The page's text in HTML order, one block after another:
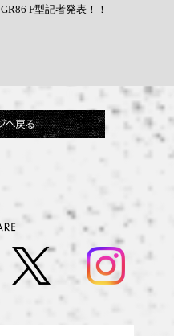
GR86 F型記者発表！！